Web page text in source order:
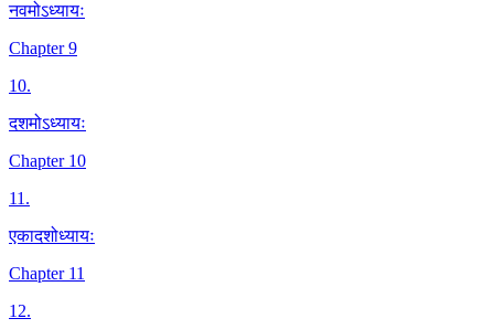
नवमोऽध्यायः
Chapter 9
10.
दशमोऽध्यायः
Chapter 10
11.
एकादशोध्यायः
Chapter 11
12.